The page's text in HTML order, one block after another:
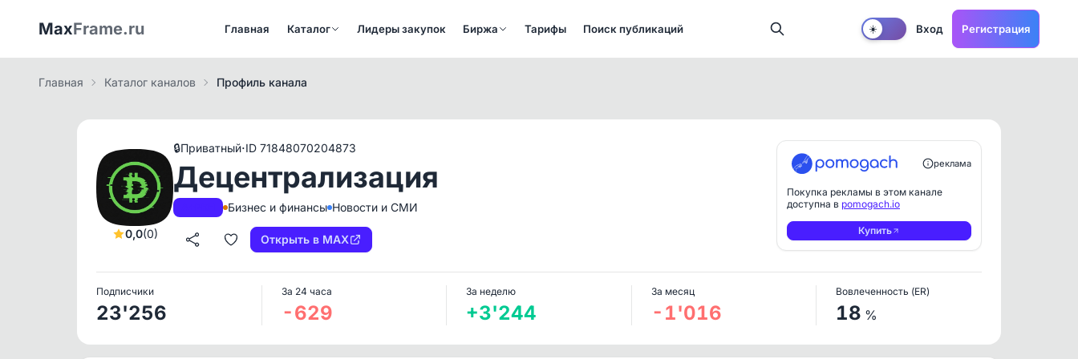
MaxFrame.ru Главная Каталог Лидеры закупок Биржа Тарифы Поиск публикаций ☀️ Вход Регистрация
Главная Каталог каналов Профиль канала
0,0(0)
🔒Приватный·ID 71848070204873
Децентрализация
Бизнес и финансы Новости и СМИ
Открыть в MAX
реклама
Покупка рекламы в этом канале
доступна в pomogach.io
Купить
Подписчики
23'256
За 24 часа
-629
За неделю
+3'244
За месяц
-1'016
Вовлеченность (ER)
18 %